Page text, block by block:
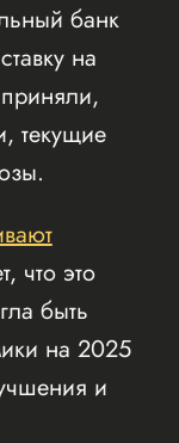
банк
на
текущие
что это
быть
на 2025
и